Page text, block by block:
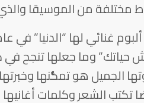
مختلفة من الموسيقا
“عيش حياتك” وما جعلها
الجميل هو تمكُّنها
الشعر وكلمات